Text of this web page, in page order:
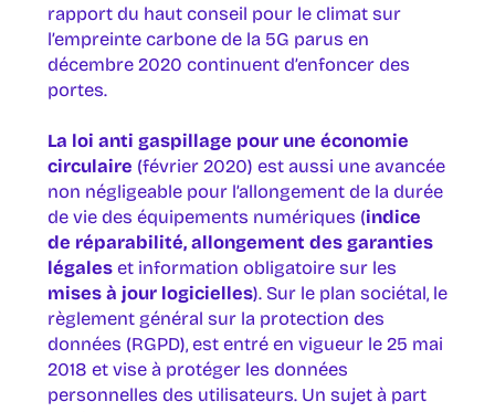
rapport du haut conseil pour le climat sur
l’empreinte carbone de la 5G parus en
décembre 2020 continuent d’enfoncer des
portes.
La loi anti gaspillage pour une économie
circulaire (février 2020) est aussi une avancée
non négligeable pour l’allongement de la durée
de vie des équipements numériques (indice
de réparabilité, allongement des garanties
légaleset information obligatoire sur les
mises à jour logicielles). Sur le plan sociétal, le
règlement général sur la protection des
données (RGPD), est entré en vigueur le 25 mai
2018 et vise à protéger les données
personnelles des utilisateurs. Un sujet à part